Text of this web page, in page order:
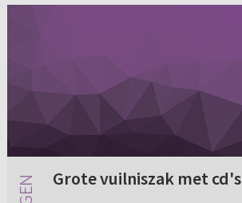
Grote vuilniszak met cd's